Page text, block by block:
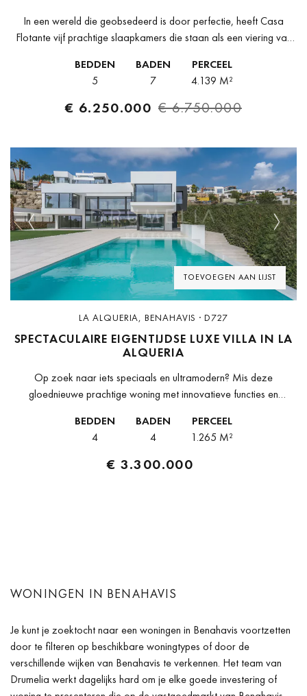
In een wereld die geobsedeerd is door perfectie, heeft Casa
Flotante vijf prachtige slaapkamers die staan als een viering van
hedendaagse villa van...
BEDDEN
5
BADEN
7
PERCEEL
4.139 M²
€ 6.250.000 € 6.750.000
TOEVOEGEN AAN LIJST
Previous Next
LA ALQUERIA, BENAHAVIS · D727
SPECTACULAIRE EIGENTIJDSE LUXE VILLA IN LA
ALQUERIA
Op zoek naar iets speciaals en ultramodern? Mis deze
gloednieuwe prachtige woning met innovatieve functies en
expansieve normen van ultieme luxe en eigentijdse...
BEDDEN
4
BADEN
4
PERCEEL
1.265 M²
€ 3.300.000
WONINGEN IN BENAHAVIS
Je kunt je zoektocht naar een woningen in Benahavis voortzetten
door te filteren op beschikbare woningtypes of door de
verschillende wijken van Benahavis te verkennen. Het team van
Drumelia werkt dagelijks hard om je elke goede investering of